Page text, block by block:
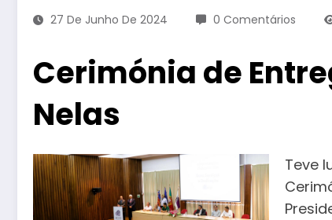
27 De Junho De 2024 0 Comentários
Cerimónia de
Nelas
Teve